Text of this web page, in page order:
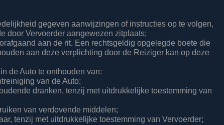
gegeven aanwijzingen of instructies op te volgen,
door Vervoerder aangewezen zitplaats;
aan de rit. Een rechtsgeldig opgelegde boete die
aan deze verplichting door de Reiziger kan op deze
de Auto te onthouden van:
van de Auto;
dranken, tenzij met uitdrukkelijke toestemming van
van verdovende middelen;
tenzij met uitdrukkelijke toestemming van Vervoerder;